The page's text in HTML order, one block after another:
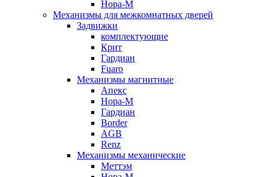
Нора-М
Механизмы для межкомнатных дверей
Задвижки
комплектующие
Крит
Гардиан
Fuaro
Механизмы магнитные
Апекс
Нора-М
Гардиан
Border
AGB
Renz
Механизмы механические
Меттэм